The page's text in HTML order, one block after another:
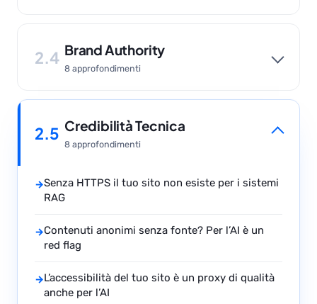
2.4 Brand Authority
8 approfondimenti
2.5 Credibilità Tecnica
8 approfondimenti
→Senza HTTPS il tuo sito non esiste per i sistemi
RAG
→Contenuti anonimi senza fonte? Per l’AI è un
red flag
→L’accessibilità del tuo sito è un proxy di qualità
anche per l’AI